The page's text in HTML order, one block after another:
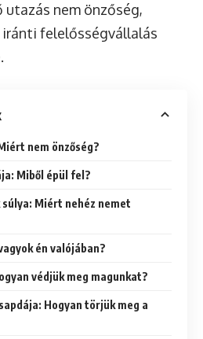
utazás nem önzőség,
iránti felelősségvállalás
nem önzőség?
Miből épül fel?
Miért nehéz nemet
én valójában?
védjük meg magunkat?
Hogyan törjük meg a